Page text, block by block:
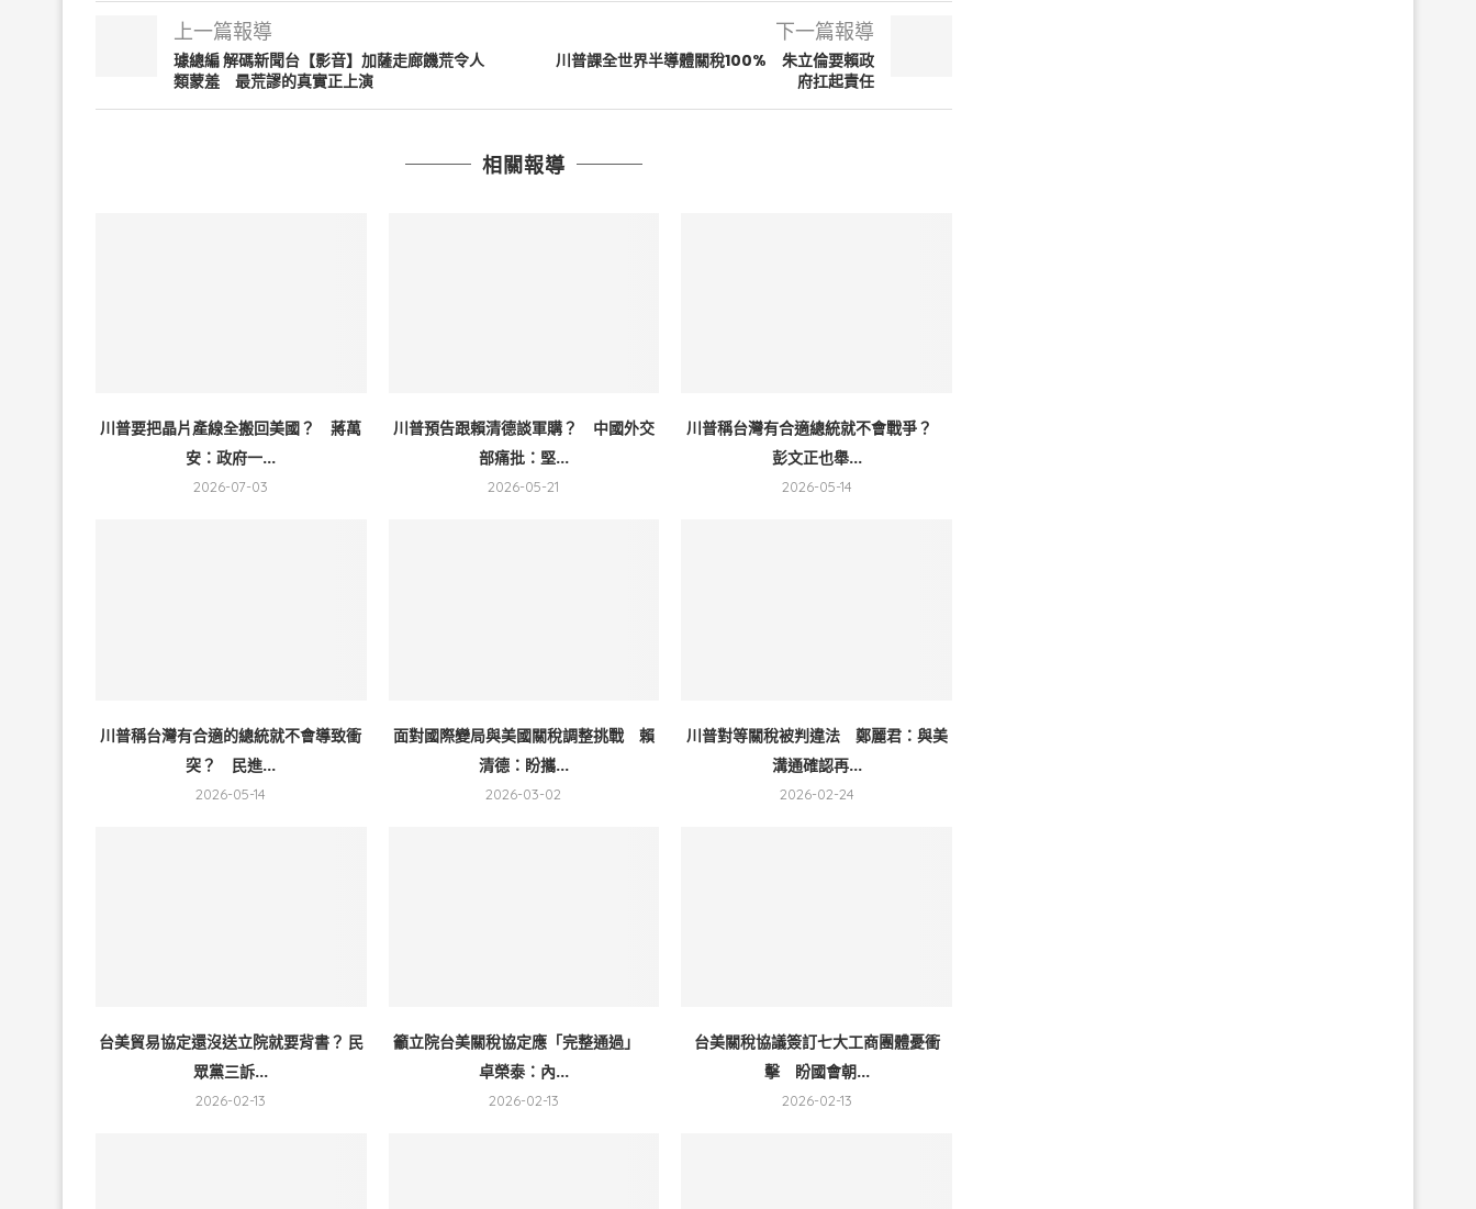
上一篇報導
璩總編 解碼新聞台【影音】加薩走廊饑荒令人
類蒙羞 最荒謬的真實正上演
下一篇報導
川普課全世界半導體關稅100% 朱立倫要賴政
府扛起責任
相關報導
川普要把晶片產線全搬回美國？ 蔣萬
安：政府一...
2026-07-03
川普預告跟賴清德談軍購？ 中國外交
部痛批：堅...
2026-05-21
川普稱台灣有合適總統就不會戰爭？
彭文正也舉...
2026-05-14
川普稱台灣有合適的總統就不會導致衝
突？ 民進...
2026-05-14
面對國際變局與美國關稅調整挑戰 賴
清德：盼攜...
2026-03-02
川普對等關稅被判違法 鄭麗君：與美
溝通確認再...
2026-02-24
台美貿易協定還沒送立院就要背書？ 民
眾黨三訴...
2026-02-13
籲立院台美關稅協定應「完整通過」
卓榮泰：內...
2026-02-13
台美關稅協議簽訂七大工商團體憂衝
擊 盼國會朝...
2026-02-13